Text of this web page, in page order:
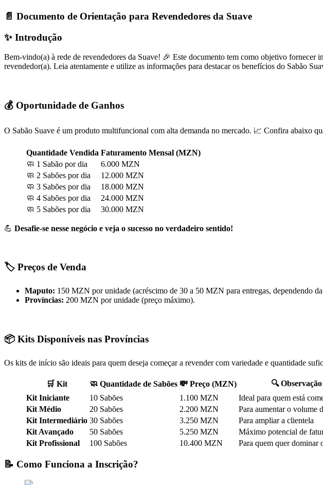
📄 Documento de Orientação para Revendedores da Suave
✨ Introdução
Bem-vindo(a) à rede de revendedores da Suave! 🎉 Este documento tem como objetivo fornecer
revendedor(a). Leia atentamente e utilize as informações para destacar os benefícios do Sabão
💰 Oportunidade de Ganhos
O Sabão Suave é um produto multifuncional com alta demanda no mercado. 📈 Confira abaixo
Quantidade Vendida Faturamento Mensal (MZN)
🧼 1 Sabão por dia
6.000 MZN
🧼 2 Sabões por dia
12.000 MZN
🧼 3 Sabões por dia
18.000 MZN
🧼 4 Sabões por dia
24.000 MZN
🧼 5 Sabões por dia
30.000 MZN
💪 Desafie-se nesse negócio e veja o sucesso no verdadeiro sentido!
🏷️ Preços de Venda
Maputo: 150 MZN por unidade (acréscimo de 30 a 50 MZN para entregas, dependendo
Províncias: 200 MZN por unidade (preço máximo).
📦 Kits Disponíveis nas Províncias
Os kits de início são ideais para quem deseja começar a revender com variedade e quantidade
🛒 Kit 🧼 Quantidade de Sabões 💸 Preço (MZN)
🔍 Observação
Kit Iniciante
10 Sabões 1.100 MZN
Ideal para quem está
Kit Médio
20 Sabões 2.200 MZN
Para aumentar o volume
Kit Intermediário 30 Sabões 3.250 MZN
Para ampliar a clientela
Kit Avançado
50 Sabões 5.250 MZN
Máximo potencial de
Kit Profissional
100 Sabões 10.400 MZN Para quem quer dominar
📝 Como Funciona a Inscrição?